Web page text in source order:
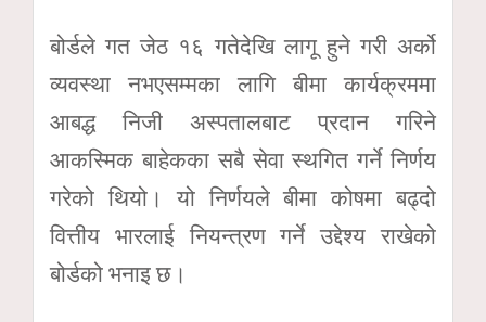
बोर्डले गत जेठ १६ गतेदेखि लागू हुने गरी अर्को
व्यवस्था नभएसम्मका लागि बीमा कार्यक्रममा
आबद्ध निजी अस्पतालबाट प्रदान गरिने
आकस्मिक बाहेकका सबै सेवा स्थगित गर्ने निर्णय
गरेको थियो। यो निर्णयले बीमा कोषमा बढ्दो
वित्तीय भारलाई नियन्त्रण गर्ने उद्देश्य राखेको
बोर्डको भनाइ छ।